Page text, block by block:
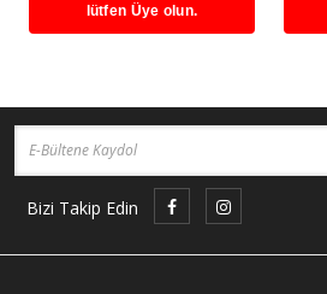
lütfen Üye olun.
Bizi Takip Edin